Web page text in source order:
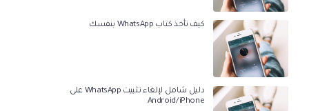
كيف تأخذ كتاب WhatsApp بنفسك
دليل شامل لإلغاء تثبيت WhatsApp على
Android/iPhone